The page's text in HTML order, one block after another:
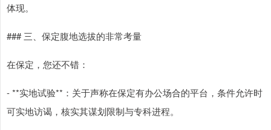
体现。
### 三、保定腹地选拔的非常考量
在保定，您还不错：
- **实地试验**：关于声称在保定有办公场合的平台，条件允许时
可实地访谒，核实其谋划限制与专科进程。